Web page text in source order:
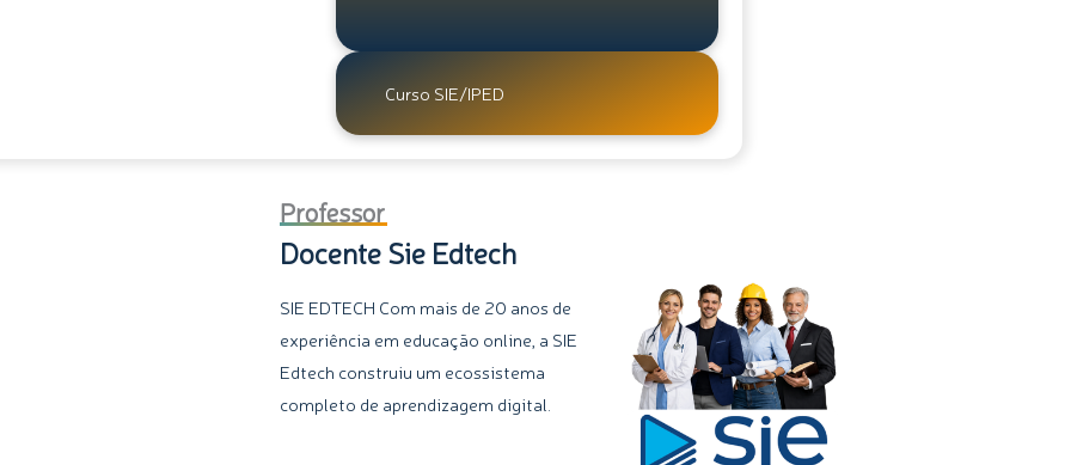
Destacar
a
Curso SIE/IPED
Professor
Docente Sie Edtech
SIE EDTECH Com mais de 20 anos de
experiência em educação online, a SIE
Edtech construiu um ecossistema
completo de aprendizagem digital.